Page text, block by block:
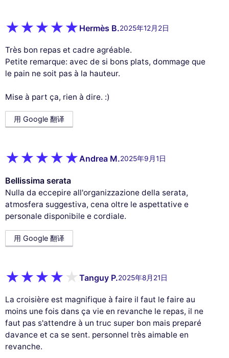
Hermès B.2025年12月2日
Très bon repas et cadre agréable.
Petite remarque: avec de si bons plats, dommage que
le pain ne soit pas à la hauteur.
Mise à part ça, rien à dire. :)
用 Google 翻译
Andrea M.2025年9月1日
Bellissima serata
Nulla da eccepire all'organizzazione della serata,
atmosfera suggestiva, cena oltre le aspettative e
personale disponibile e cordiale.
用 Google 翻译
Tanguy P.2025年8月21日
La croisière est magnifique à faire il faut le faire au
moins une fois dans ça vie en revanche le repas, il ne
faut pas s'attendre à un truc super bon mais preparé
davance et ca se sent. personnel très aimable en
revanche.